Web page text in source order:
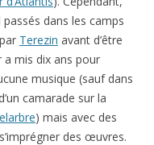
dans les camps
Terezin avant d’être
a mis dix ans pour
musique (sauf dans
camarade sur la
) mais avec des
des œuvres.